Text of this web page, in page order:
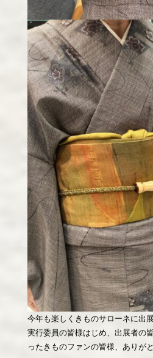
今年も楽しくきものサローネに出
実行委員の皆様はじめ、出展者の
ったきものファンの皆様、ありが